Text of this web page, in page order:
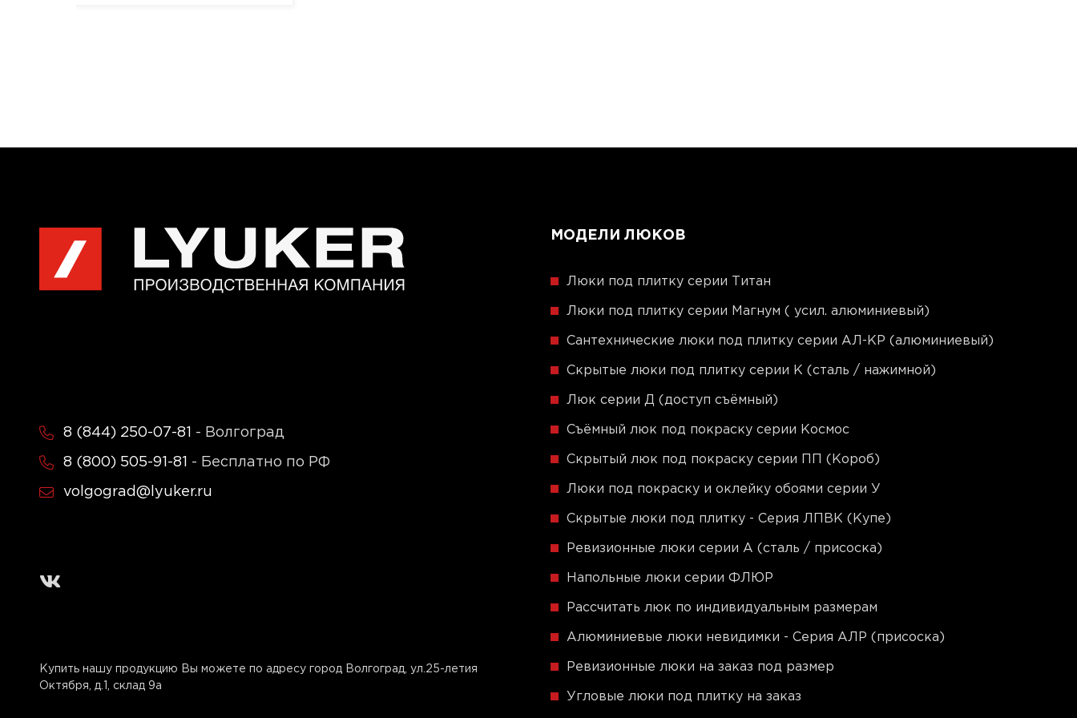
8 (844) 250-07-81 - Волгоград
8 (800) 505-91-81 - Бесплатно по РФ
volgograd@lyuker.ru
Купить нашу продукцию Вы можете по адресу город Волгоград, ул.25-летия
Октября, д.1, склад 9а
МОДЕЛИ ЛЮКОВ
Люки под плитку серии Титан
Люки под плитку серии Магнум ( усил. алюминиевый)
Сантехнические люки под плитку серии АЛ-КР (алюминиевый)
Скрытые люки под плитку серии K (сталь / нажимной)
Люк серии Д (доступ съёмный)
Съёмный люк под покраску серии Космос
Скрытый люк под покраску серии ПП (Короб)
Люки под покраску и оклейку обоями серии У
Скрытые люки под плитку - Серия ЛПВК (Купе)
Ревизионные люки серии A (сталь / присоска)
Напольные люки серии ФЛЮР
Рассчитать люк по индивидуальным размерам
Алюминиевые люки невидимки - Серия АЛР (присоска)
Ревизионные люки на заказ под размер
Угловые люки под плитку на заказ